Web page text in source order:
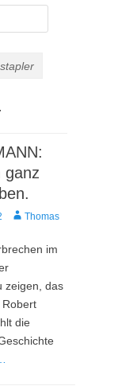
ganz
AutorThomas
im
zeigen, das
Robert
die